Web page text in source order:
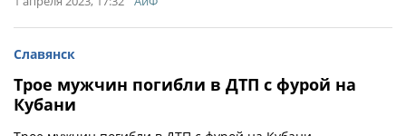
Славянск
Трое мужчин погибли в ДТП с фурой на
Кубани